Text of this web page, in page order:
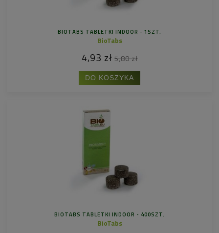
BIOTABS TABLETKI INDOOR - 1SZT.
BioTabs
4,93 zł 5,80 zł
DO KOSZYKA
BIOTABS TABLETKI INDOOR - 400SZT.
BioTabs